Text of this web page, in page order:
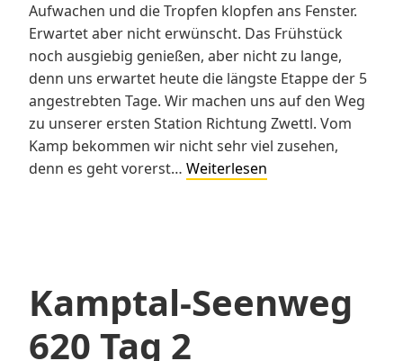
Aufwachen und die Tropfen klopfen ans Fenster.
Erwartet aber nicht erwünscht. Das Frühstück
noch ausgiebig genießen, aber nicht zu lange,
denn uns erwartet heute die längste Etappe der 5
angestrebten Tage. Wir machen uns auf den Weg
zu unserer ersten Station Richtung Zwettl. Vom
Kamp bekommen wir nicht sehr viel zusehen,
denn es geht vorerst… Weiterlesen
Kamptal-Seenweg
620 Tag 2